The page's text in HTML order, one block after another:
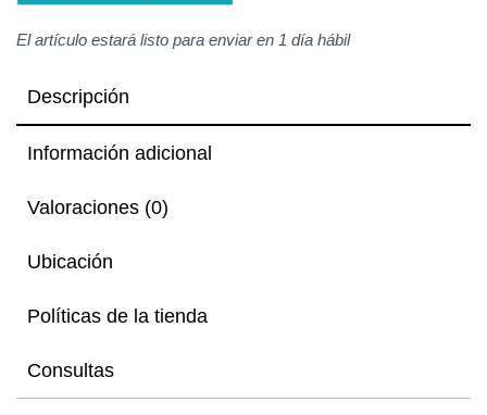
El artículo estará listo para enviar en 1 día hábil
Descripción
Información adicional
Valoraciones (0)
Ubicación
Políticas de la tienda
Consultas